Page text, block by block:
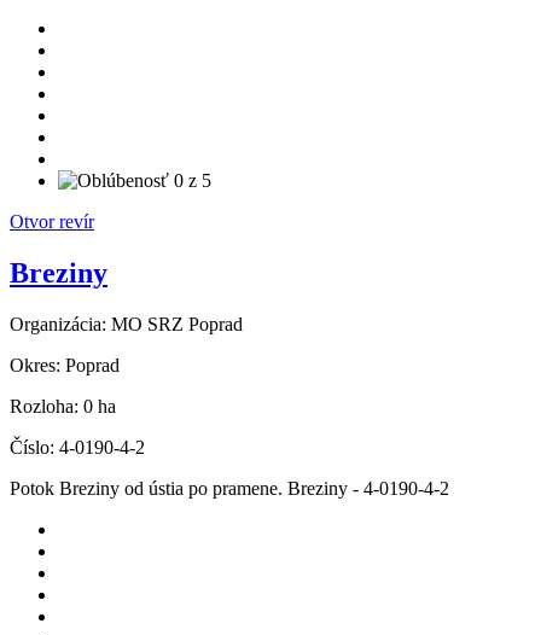
Otvor revír
Breziny
Organizácia: MO SRZ Poprad
Okres: Poprad
Rozloha: 0 ha
Číslo: 4-0190-4-2
Potok Breziny od ústia po pramene. Breziny - 4-0190-4-2